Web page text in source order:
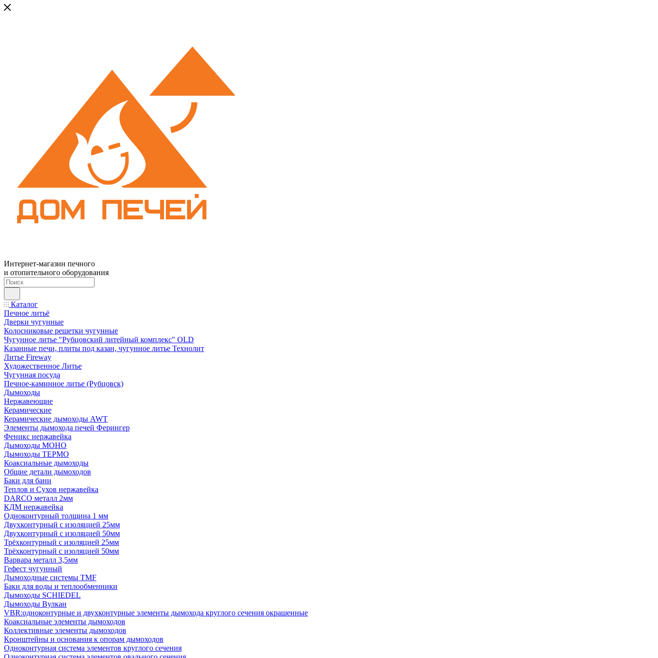
Интернет-магазин печного
и отопительного оборудования
Каталог
Печное литьё
Дверки чугунные
Колосниковые решетки чугунные
Чугунное литье "Рубцовский литейный комплекс" OLD
Казанные печи, плиты под казан, чугунное литье Технолит
Литье Fireway
Художественное Литье
Чугунная посуда
Печное-каминное литье (Рубцовск)
Дымоходы
Нержавеющие
Керамические
Керамические дымоходы AWT
Элементы дымохода печей Ферингер
Феникс нержавейка
Дымоходы МОНО
Дымоходы ТЕРМО
Коаксиальные дымоходы
Общие детали дымоходов
Баки для бани
Теплов и Сухов нержавейка
DARCO металл 2мм
КДМ нержавейка
Одноконтурный толщина 1 мм
Двухконтурный с изоляцией 25мм
Двухконтурный с изоляцией 50мм
Трёхконтурный с изоляцией 25мм
Трёхконтурный с изоляцией 50мм
Варвара металл 3,5мм
Гефест чугунный
Дымоходные системы TMF
Баки для воды и теплообменники
Дымоходы SCHIEDEL
Дымоходы Вулкан
VBR:одноконтурные и двухконтурные элементы дымохода круглого сечения окрашенные
Коаксиальные элементы дымоходов
Коллективные элементы дымоходов
Кронштейны и основания к опорам дымоходов
Одноконтурная система элементов круглого сечения